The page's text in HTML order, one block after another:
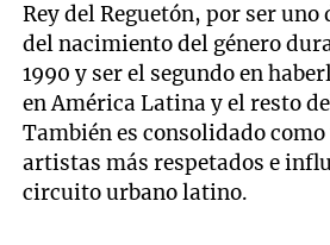
Rey del Reguetón, por ser uno
del nacimiento del género
1990 y ser el segundo en
en América Latina y el resto
También es consolidado como
artistas más respetados e
circuito urbano latino.